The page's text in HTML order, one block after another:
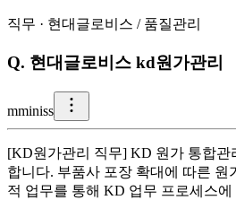
직무 · 현대글로비스 / 품질관리
Q. 현대글로비스 kd원가관리
mminiss
[KD원가관리 직무] KD 원가 통합관
합니다. 부품사 포장 확대에 따른 원
적 업무를 통해 KD 업무 프로세스